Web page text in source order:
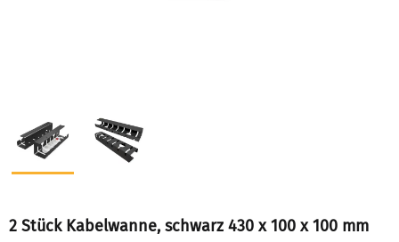
2 Stück Kabelwanne, schwarz 430 x 100 x 100 mm